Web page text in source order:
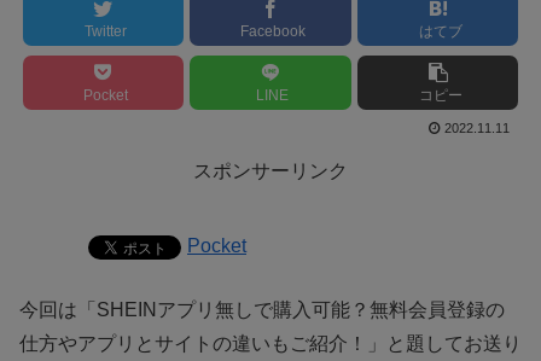
Twitter Facebook はてブ
Pocket LINE コピー
2022.11.11
スポンサーリンク
Pocket
今回は「 SHEINアプリ無しで購入可能？無料会員登録の
仕方やアプリとサイトの違いもご紹介！」と題してお送り